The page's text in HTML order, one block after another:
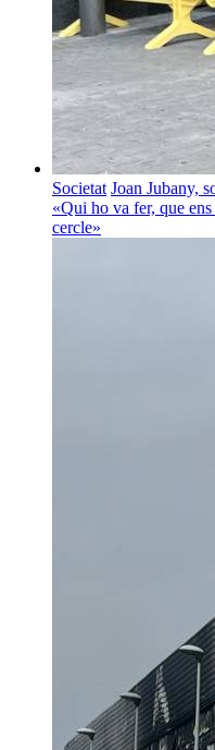
Societat Joan Jubany,
«Qui ho va fer, que
cercle»